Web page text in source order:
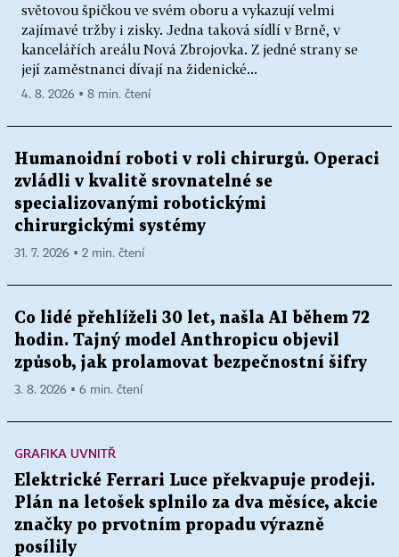
světovou špičkou ve svém oboru a vykazují velmi
zajímavé tržby i zisky. Jedna taková sídlí v Brně, v
kancelářích areálu Nová Zbrojovka. Z jedné strany se
její zaměstnanci dívají na židenické...
4. 8. 2026 ▪ 8 min. čtení
Humanoidní roboti v roli chirurgů. Operaci
zvládli v kvalitě srovnatelné se
specializovanými robotickými
chirurgickými systémy
31. 7. 2026 ▪ 2 min. čtení
Co lidé přehlíželi 30 let, našla AI během 72
hodin. Tajný model Anthropicu objevil
způsob, jak prolamovat bezpečnostní šifry
3. 8. 2026 ▪ 6 min. čtení
GRAFIKA UVNITŘ
Elektrické Ferrari Luce překvapuje prodeji.
Plán na letošek splnilo za dva měsíce, akcie
značky po prvotním propadu výrazně
posílily